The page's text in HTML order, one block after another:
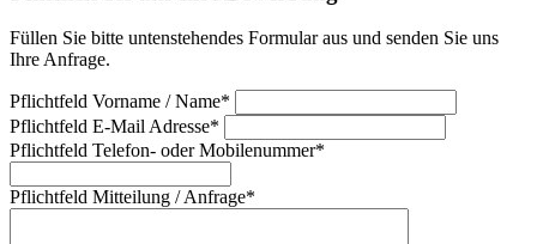
Füllen Sie bitte untenstehendes Formular aus und senden Sie uns
Ihre Anfrage.
Pflichtfeld Vorname / Name*
Pflichtfeld E-Mail Adresse*
Pflichtfeld Telefon- oder Mobilenummer*
Pflichtfeld Mitteilung / Anfrage*